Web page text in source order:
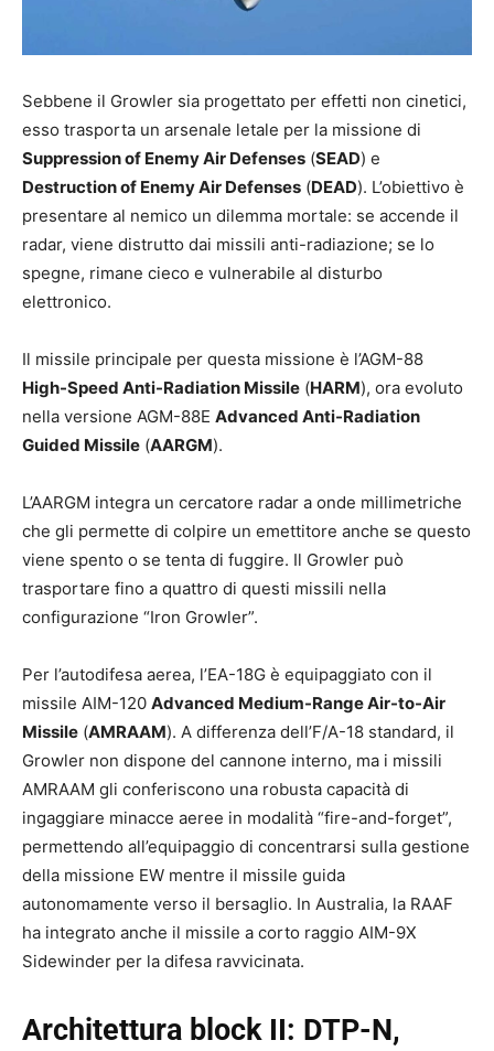
Sebbene il Growler sia progettato per effetti non cinetici,
esso trasporta un arsenale letale per la missione di
Suppression of Enemy Air Defenses (SEAD) e
Destruction of Enemy Air Defenses (DEAD). L’obiettivo è
presentare al nemico un dilemma mortale: se accende il
radar, viene distrutto dai missili anti-radiazione; se lo
spegne, rimane cieco e vulnerabile al disturbo
elettronico.
Il missile principale per questa missione è l’AGM-88
High-Speed Anti-Radiation Missile (HARM), ora evoluto
nella versione AGM-88E Advanced Anti-Radiation
Guided Missile (AARGM).
L’AARGM integra un cercatore radar a onde millimetriche
che gli permette di colpire un emettitore anche se questo
viene spento o se tenta di fuggire. Il Growler può
trasportare fino a quattro di questi missili nella
configurazione “Iron Growler”.
Per l’autodifesa aerea, l’EA-18G è equipaggiato con il
missile AIM-120 Advanced Medium-Range Air-to-Air
Missile (AMRAAM). A differenza dell’F/A-18 standard, il
Growler non dispone del cannone interno, ma i missili
AMRAAM gli conferiscono una robusta capacità di
ingaggiare minacce aeree in modalità “fire-and-forget”,
permettendo all’equipaggio di concentrarsi sulla gestione
della missione EW mentre il missile guida
autonomamente verso il bersaglio. In Australia, la RAAF
ha integrato anche il missile a corto raggio AIM-9X
Sidewinder per la difesa ravvicinata.
Architettura block II: DTP-N,